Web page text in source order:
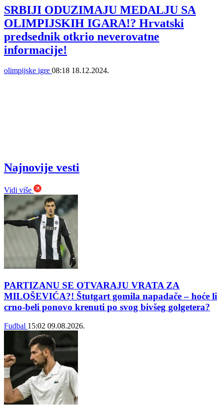
SRBIJI ODUZIMAJU MEDALJU SA
OLIMPIJSKIH IGARA!? Hrvatski
predsednik otkrio neverovatne
informacije!
olimpijske igre 08:18 18.12.2024.
Najnovije vesti
Vidi više
PARTIZANU SE OTVARAJU VRATA ZA
MILOŠEVIĆA?! Štutgart gomila napadače – hoće li
crno-beli ponovo krenuti po svog bivšeg golgetera?
Fudbal 15:02 09.08.2026.